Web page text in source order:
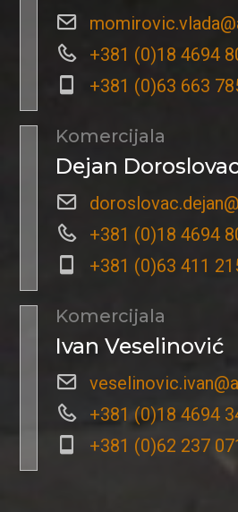
+381 (0)18 4694
+381 (0)63 663
Komercijala
Dejan
+381 (0)18 4694
+381 (0)63 411
Komercijala
Ivan Veselinović
+381 (0)18 4694
+381 (0)62 237